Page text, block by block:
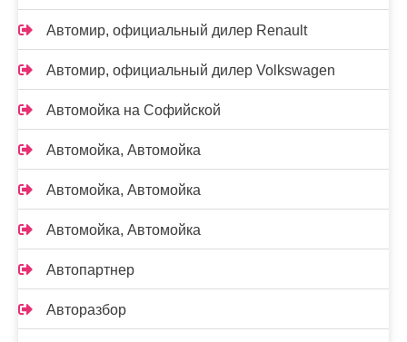
Автомир, официальный дилер Renault
Автомир, официальный дилер Volkswagen
Автомойка на Софийской
Автомойка, Автомойка
Автомойка, Автомойка
Автомойка, Автомойка
Автопартнер
Авторазбор